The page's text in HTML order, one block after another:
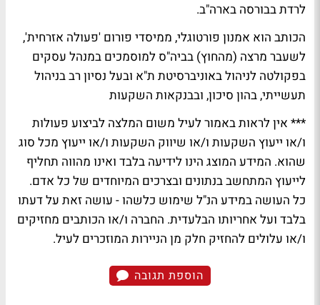
לרדת בבורסה בארה"ב.
הכותב הוא אמנון פורטוגלי, ממיסדי פורום 'פעולה אזרחית',
לשעבר מרצה (מהחוץ) בביה"ס למוסמכים במנהל עסקים
בפקולטה לניהול באוניברסיטת ת"א ובעל נסיון רב בניהול
תעשייתי, בהון סיכון, ובבנקאות השקעות
*** אין לראות באמור לעיל משום המלצה לביצוע פעולות
ו/או ייעוץ השקעות ו/או שיווק השקעות ו/או ייעוץ מכל סוג
שהוא. המידע המוצג הינו לידיעה בלבד ואינו מהווה תחליף
לייעוץ המתחשב בנתונים ובצרכים המיוחדים של כל אדם.
כל העושה במידע הנ"ל שימוש כלשהו - עושה זאת על דעתו
בלבד ועל אחריותו הבלעדית. החברה ו/או הכותבים מחזיקים
ו/או עלולים להחזיק חלק מן הניירות המוזכרים לעיל.
הוספת תגובה